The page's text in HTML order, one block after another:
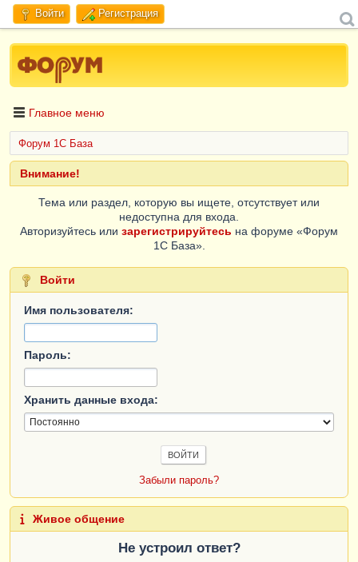
Войти Регистрация
Главное меню
Форум 1C База
Внимание!
Тема или раздел, которую вы ищете, отсутствует или
недоступна для входа.
Авторизуйтесь или зарегистрируйтесь на форуме «Форум
1C База».
Войти
Имя пользователя:
Пароль:
Хранить данные входа:
Забыли пароль?
Живое общение
Не устроил ответ?